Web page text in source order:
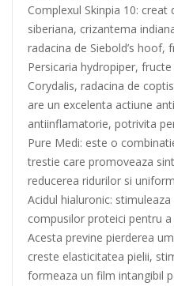
Complexul Skinpia 10:
siberiana, crizantema
radacina de Siebold’s
Persicaria hydropiper,
Corydalis, radacina de
are un excelenta actiune
antiinflamatorie, potrivita
Pure Medi: este o
trestie care promoveaza
reducerea ridurilor si
Acidul hialuronic:
compusilor proteici pentru
Acesta previne pierderea
creste elasticitatea pielii,
formeaza un film intangibil